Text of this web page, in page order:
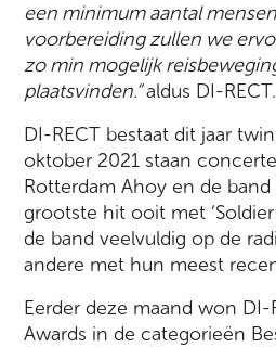
een minimum aantal
voorbereiding zullen we
zo min mogelijk
plaatsvinden.”aldus DI-RECT.
DI-RECT bestaat dit jaar
oktober 2021 staan
Rotterdam Ahoy en de
grootste hit ooit met
de band veelvuldig op de
andere met hun meest
Eerder deze maand won DI-
Awards in de categorieën